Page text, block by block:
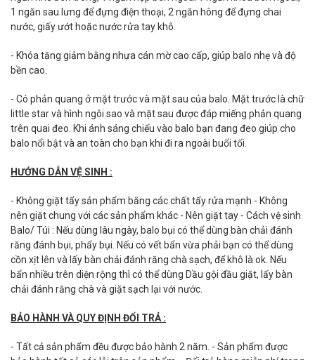
1 ngăn sau lưng để đựng điện thoại, 2 ngăn hông để đựng chai
nước, giấy ướt hoặc nước rửa tay khô.
- Khóa tăng giảm bằng nhựa cán mờ cao cấp, giúp balo nhẹ và độ
bền cao.
- Có phản quang ở mặt trước và mặt sau của balo. Mặt trước là chữ
little star và hình ngôi sao và mặt sau được đáp miếng phản quang
trên quai đeo. Khi ánh sáng chiếu vào balo bạn đang đeo giúp cho
balo nổi bật và an toàn cho bạn khi đi ra ngoài buổi tối.
HƯỚNG DẪN VỆ SINH :
- Không giặt tẩy sản phẩm bằng các chất tẩy rửa mạnh - Không
nên giặt chung với các sản phẩm khác - Nên giặt tay - Cách vệ sinh
Balo/ Túi : Nếu dùng lâu ngày, balo bụi có thể dùng bàn chải đánh
răng đánh bụi, phẩy bụi. Nếu có vết bẩn vừa phải bạn có thể dùng
cồn xịt lên và lấy bàn chải đánh răng chà sạch, để khô là ok. Nếu
bẩn nhiều trên diện rộng thì có thể dùng Dầu gội đầu giặt, lấy bàn
chải đánh răng chà và giặt sạch lại với nước.
BẢO HÀNH VÀ QUY ĐỊNH ĐỔI TRẢ :
- Tất cả sản phẩm đều được bảo hành 2 năm. - Sản phẩm được